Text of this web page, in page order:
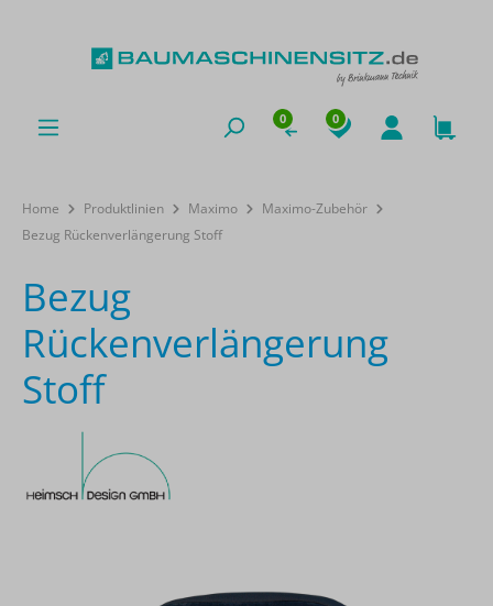
0 0
Home Produktlinien Maximo
Maximo-Zubehör
Bezug Rückenverlängerung Stoff
Bezug
Rückenverlängerung
Stoff